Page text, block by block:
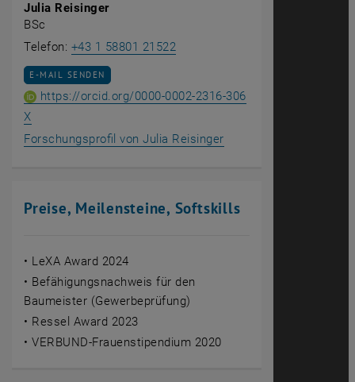
Julia Reisinger
BSc
Telefon: +43 1 58801 21522
E-MAIL AN JULIA REISINGER SENDEN
E-MAIL SENDEN
https://orcid.org/0000-0002-2316-306
XORCID iD von Julia Reisinger
, öffnet eine externe URL in einem neuen Fenster
Forschungsprofil von Julia Reisinger, öffnet eine externe
Preise, Meilensteine, Softskills
• LeXA Award 2024
• Befähigungsnachweis für den
Baumeister (Gewerbeprüfung)
• Ressel Award 2023
• VERBUND-Frauenstipendium 2020